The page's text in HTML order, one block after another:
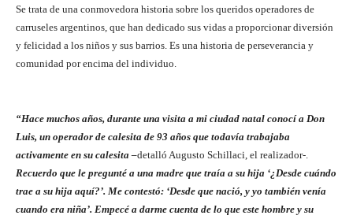
Se trata de una conmovedora historia sobre los queridos operadores de
carruseles argentinos, que han dedicado sus vidas a proporcionar diversión
y felicidad a los niños y sus barrios. Es una historia de perseverancia y
comunidad por encima del individuo.
“Hace muchos años, durante una visita a mi ciudad natal conocí a Don
Luis, un operador de calesita de 93 años que todavía trabajaba
activamente en su calesita –detalló Augusto Schillaci, el realizador-.
Recuerdo que le pregunté a una madre que traía a su hija ‘¿Desde cuándo
trae a su hija aquí?’. Me contestó: ‘Desde que nació, y yo también venía
cuando era niña’. Empecé a darme cuenta de lo que este hombre y su